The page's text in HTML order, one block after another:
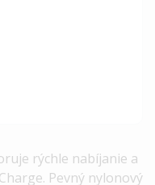
rýchle nabíjanie a
Pevný nylonový